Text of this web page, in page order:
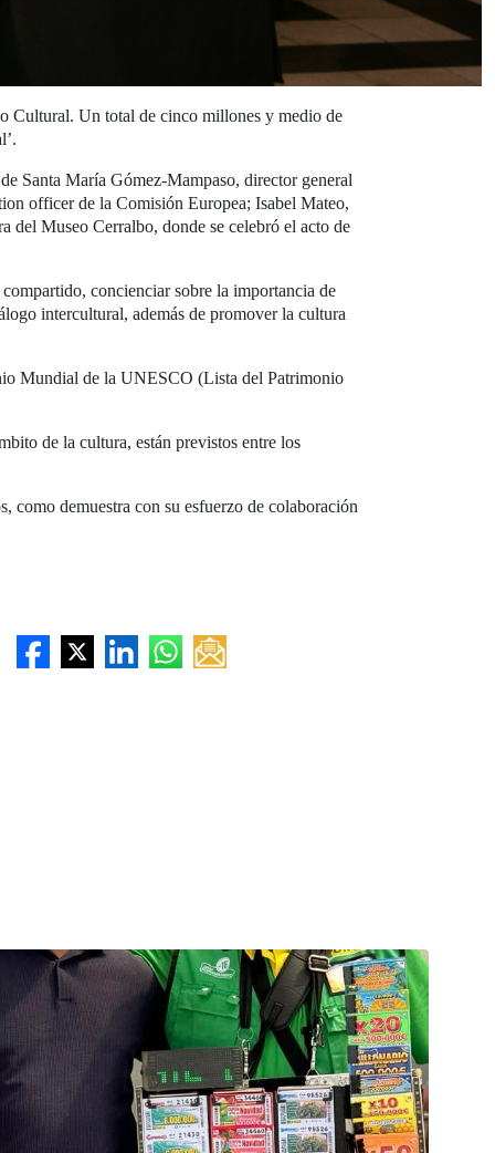
Cultural. Un total de cinco millones y medio de
Santa María Gómez-Mampaso, director general
officer de la Comisión Europea; Isabel Mateo,
del Museo Cerralbo, donde se celebró el acto de
concienciar sobre la importancia de
intercultural, además de promover la cultura
Mundial de la UNESCO (Lista del Patrimonio
de la cultura, están previstos entre los
como demuestra con su esfuerzo de colaboración